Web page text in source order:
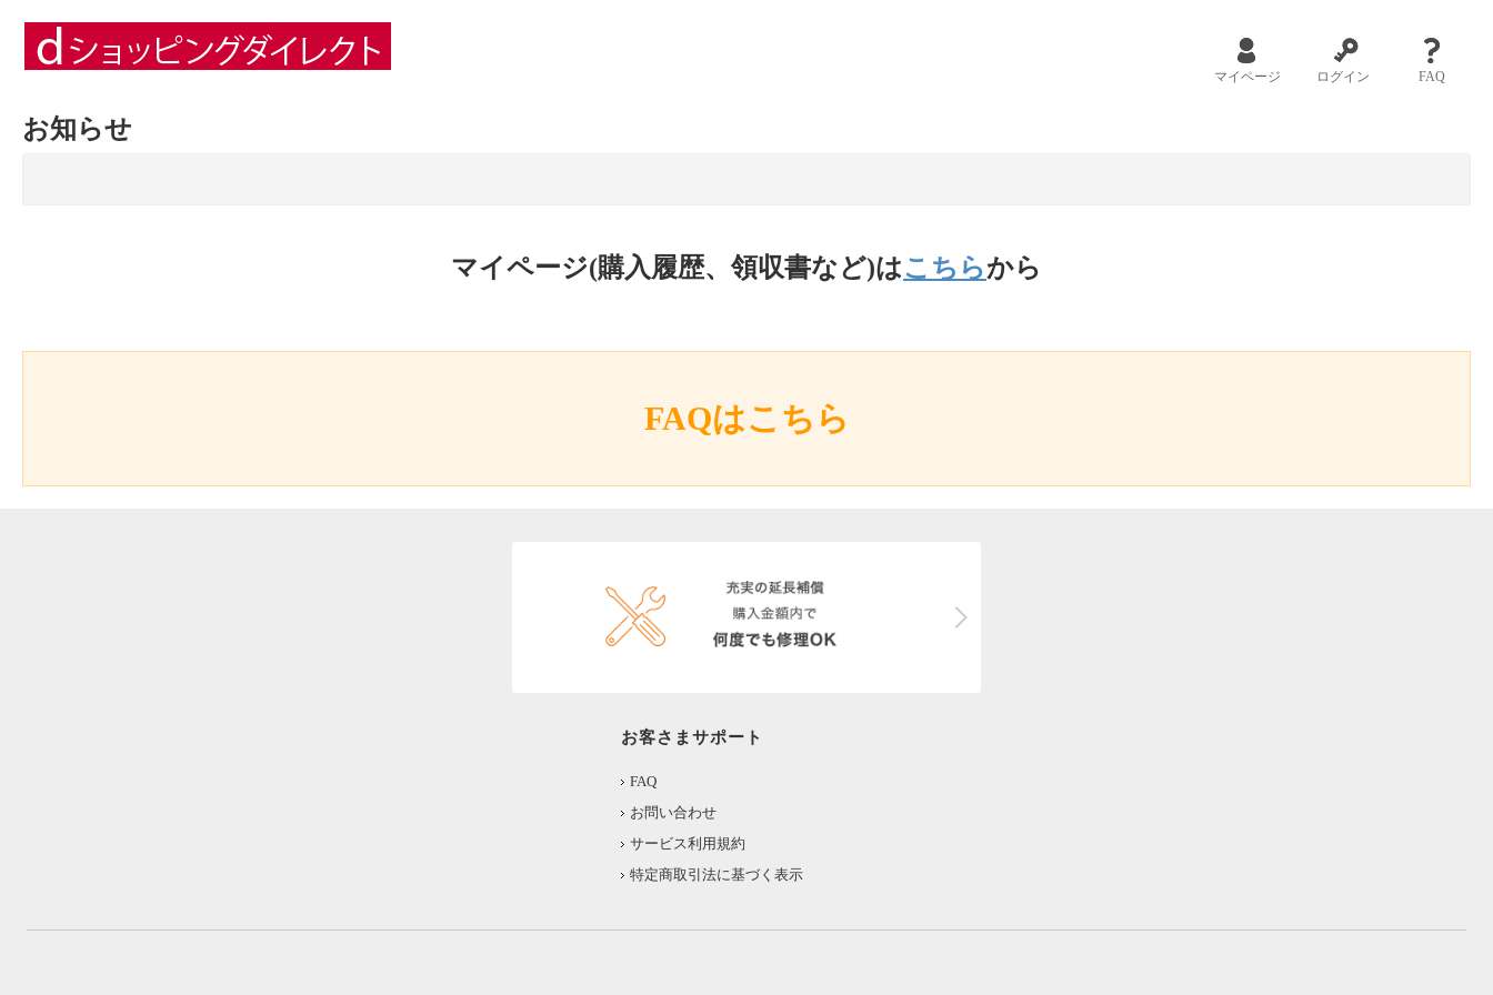
マイページ ログイン FAQ
お知らせ
マイページ(購入履歴、領収書など)はこちらから
FAQはこちら
お客さまサポート
FAQ
お問い合わせ
サービス利用規約
特定商取引法に基づく表示